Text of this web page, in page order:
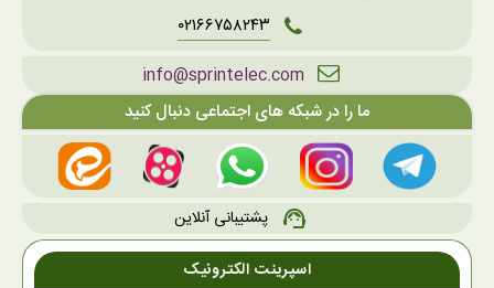
۰۲۱۶۶۷۵۸۲۴۳
info@sprintelec.com
ما را در شبکه های اجتماعی دنبال کنید
support_agent
پشتیبانی آنلاین
اسپرینت الکترونیک